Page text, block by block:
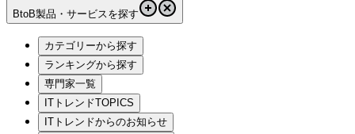
BtoB製品・サービスを探す
カテゴリーから探す
ランキングから探す
専門家一覧
ITトレンドTOPICS
ITトレンドからのお知らせ